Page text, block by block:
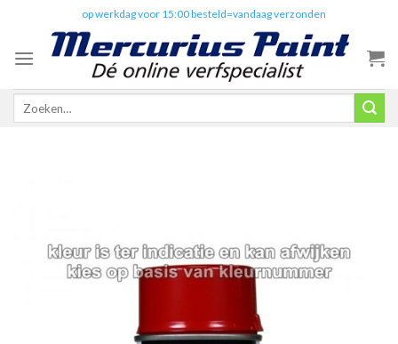
content
op werkdag voor 15:00 besteld=vandaag verzonden
Zoeken